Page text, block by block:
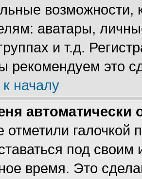
аватары,
и т.д.
рекомендуем это
началу
автоматически
отметили галочкой
под
время. Это